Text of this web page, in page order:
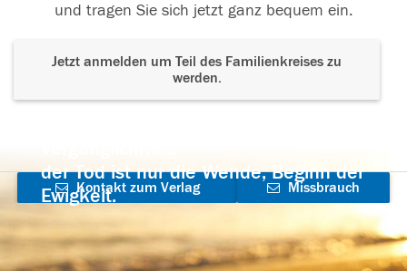
und tragen Sie sich jetzt ganz bequem ein.
Jetzt anmelden um Teil des Familienkreises zu
werden.
der Tod ist nur die Wende, Beginn der
Ewigkeit.
Kontakt zum Verlag
aufnehmen
Missbrauch